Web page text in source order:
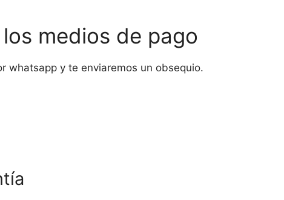
medios de pago
whatsapp y te enviaremos un obsequio.